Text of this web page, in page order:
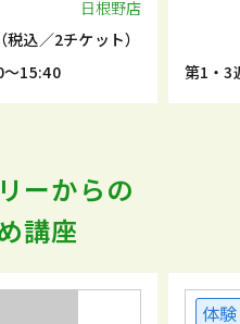
）
第1・3週（火）15:45
ーからの
講座